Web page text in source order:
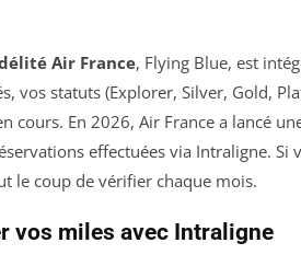
Air France, Flying Blue, est
vos statuts (Explorer, Silver, Gold,
cours. En 2026, Air France a lancé
effectuées via Intraligne. Si
le coup de vérifier chaque mois.
vos miles avec Intraligne